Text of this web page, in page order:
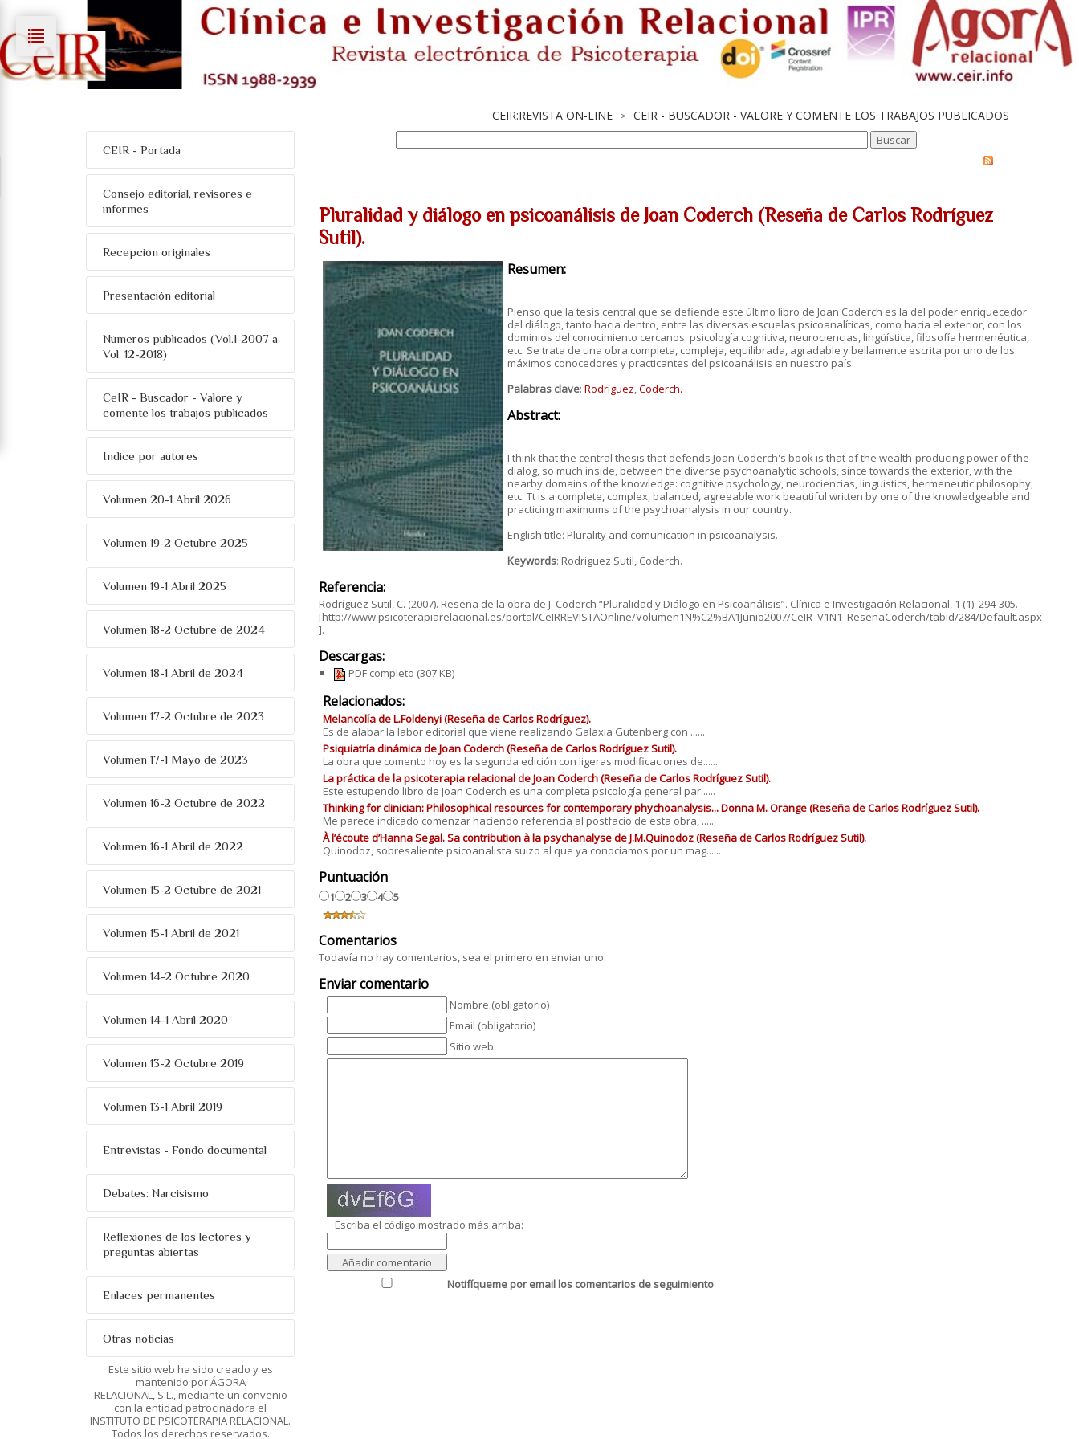
CEIR:REVISTA ON-LINE > CEIR - BUSCADOR - VALORE Y COMENTE LOS TRABAJOS PUBLICADOS
CEIR - Portada
Consejo editorial, revisores e
informes
Recepción originales
Presentación editorial
Números publicados (Vol.1-2007 a
Vol. 12-2018)
CeIR - Buscador - Valore y
comente los trabajos publicados
Indice por autores
Volumen 20-1 Abril 2026
Volumen 19-2 Octubre 2025
Volumen 19-1 Abril 2025
Volumen 18-2 Octubre de 2024
Volumen 18-1 Abril de 2024
Volumen 17-2 Octubre de 2023
Volumen 17-1 Mayo de 2023
Volumen 16-2 Octubre de 2022
Volumen 16-1 Abril de 2022
Volumen 15-2 Octubre de 2021
Volumen 15-1 Abril de 2021
Volumen 14-2 Octubre 2020
Volumen 14-1 Abril 2020
Volumen 13-2 Octubre 2019
Volumen 13-1 Abril 2019
Entrevistas - Fondo documental
Debates: Narcisismo
Reflexiones de los lectores y
preguntas abiertas
Enlaces permanentes
Otras noticias
Este sitio web ha sido creado y es
mantenido por ÁGORA
RELACIONAL, S.L., mediante un convenio
con la entidad patrocinadora el
INSTITUTO DE PSICOTERAPIA RELACIONAL.
Todos los derechos reservados.
Pluralidad y diálogo en psicoanálisis de Joan Coderch (Reseña de Carlos Rodríguez
Sutil).
Resumen:
Pienso que la tesis central que se defiende este último libro de Joan Coderch es la del poder enriquecedor
del diálogo, tanto hacia dentro, entre las diversas escuelas psicoanalíticas, como hacia el exterior, con los
dominios del conocimiento cercanos: psicología cognitiva, neurociencias, lingüística, filosofía hermenéutica,
etc. Se trata de una obra completa, compleja, equilibrada, agradable y bellamente escrita por uno de los
máximos conocedores y practicantes del psicoanálisis en nuestro país.
Palabras clave:Rodríguez,Coderch.
Abstract:
I think that the central thesis that defends Joan Coderch's book is that of the wealth-producing power of the
dialog, so much inside, between the diverse psychoanalytic schools, since towards the exterior, with the
nearby domains of the knowledge: cognitive psychology, neurociencias, linguistics, hermeneutic philosophy,
etc. Tt is a complete, complex, balanced, agreeable work beautiful written by one of the knowledgeable and
practicing maximums of the psychoanalysis in our country.
English title: Plurality and comunication in psicoanalysis.
Keywords: Rodriguez Sutil, Coderch.
Referencia:
Rodríguez Sutil, C. (2007). Reseña de la obra de J. Coderch “Pluralidad y Diálogo en Psicoanálisis”. Clínica e Investigación Relacional, 1 (1): 294-305.
[http://www.psicoterapiarelacional.es/portal/CeIRREVISTAOnline/Volumen1N%C2%BA1Junio2007/CeIR_V1N1_ResenaCoderch/tabid/284/Default.aspx
].
Descargas:
PDF completo (307 KB)
Relacionados:
Melancolía de L.Foldenyi (Reseña de Carlos Rodríguez).
Es de alabar la labor editorial que viene realizando Galaxia Gutenberg con ......
Psiquiatría dinámica de Joan Coderch (Reseña de Carlos Rodríguez Sutil).
La obra que comento hoy es la segunda edición con ligeras modificaciones de......
La práctica de la psicoterapia relacional de Joan Coderch (Reseña de Carlos Rodríguez Sutil).
Este estupendo libro de Joan Coderch es una completa psicología general par......
Thinking for clinician: Philosophical resources for contemporary phychoanalysis... Donna M. Orange (Reseña de Carlos Rodríguez Sutil).
Me parece indicado comenzar haciendo referencia al postfacio de esta obra, ......
À l’écoute d’Hanna Segal. Sa contribution à la psychanalyse de J.M.Quinodoz (Reseña de Carlos Rodríguez Sutil).
Quinodoz, sobresaliente psicoanalista suizo al que ya conocíamos por un mag......
Puntuación
1 2 3 4 5
Comentarios
Todavía no hay comentarios, sea el primero en enviar uno.
Enviar comentario
Nombre (obligatorio)
Email (obligatorio)
Sitio web
Escriba el código mostrado más arriba:
Notifíqueme por email los comentarios de seguimiento